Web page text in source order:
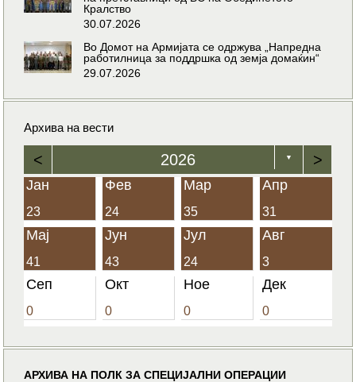
Кралство
30.07.2026
Во Домот на Армијата се одржува „Напредна
работилница за поддршка од земја домаќин“
29.07.2026
Архива на вести
< 2026 ▼ >
Јан
23
Фев
24
Мар
35
Апр
31
Мај
41
Јун
43
Јул
24
Авг
3
Сеп
0
Окт
0
Ное
0
Дек
0
АРХИВА НА ПОЛК ЗА СПЕЦИЈАЛНИ ОПЕРАЦИИ